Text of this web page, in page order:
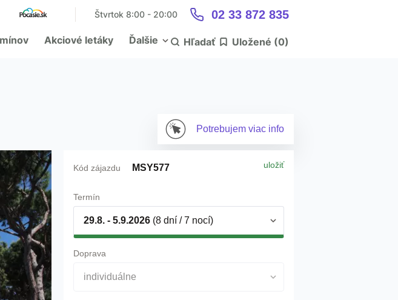
Akciové letáky Ďalšie
Štvrtok 8:00 - 20:00 02 33 872 835
Hľadať Uložené (0)
Potrebujem viac info
uložiť
Kód zájazdu MSY577
Termín
29.8. - 5.9.2026 (8 dní / 7 nocí)
Doprava
individuálne